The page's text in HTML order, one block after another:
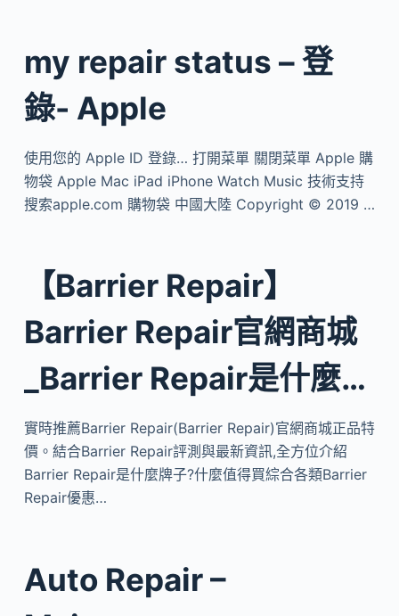
my repair status – 登
錄- Apple
使用您的 Apple ID 登錄… 打開菜單 關閉菜單 Apple 購
物袋 Apple Mac iPad iPhone Watch Music 技術支持
搜索apple.com 購物袋 中國大陸 Copyright © 2019 …
【Barrier Repair】
Barrier Repair官網商城
_Barrier Repair是什麼…
實時推薦Barrier Repair(Barrier Repair)官網商城正品特
價。結合Barrier Repair評測與最新資訊,全方位介紹
Barrier Repair是什麼牌子?什麼值得買綜合各類Barrier
Repair優惠…
Auto Repair –